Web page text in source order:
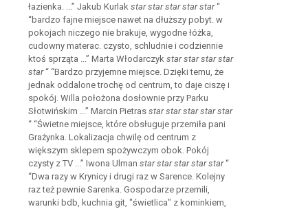
łazienka. ...” Jakub Kurlak star star star star star “
“bardzo fajne miejsce nawet na dłuższy pobyt. w
pokojach niczego nie brakuje, wygodne łóżka,
cudowny materac. czysto, schludnie i codziennie
ktoś sprząta ...” Marta Włodarczyk star star star star
star “ “Bardzo przyjemne miejsce. Dzięki temu, że
jednak oddalone trochę od centrum, to daje ciszę i
spokój. Willa położona dosłownie przy Parku
Słotwińskim ...” Marcin Pietras star star star star star
“ “Świetne miejsce, które obsługuje przemiła pani
Grażynka. Lokalizacja chwilę od centrum z
większym sklepem spożywczym obok. Pokój
czysty z TV ...” Iwona Ulman star star star star star “
“Dwa razy w Krynicy i drugi raz w Sarence. Kolejny
raz też pewnie Sarenka. Gospodarze przemili,
warunki bdb, kuchnia git, "świetlica" z kominkiem,